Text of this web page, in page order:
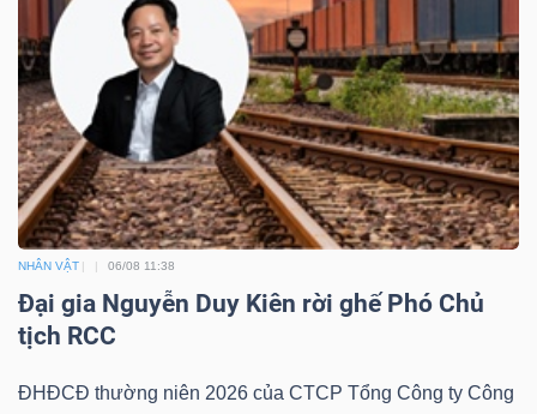
NHÂN VẬT 06/08 11:38
Đại gia Nguyễn Duy Kiên rời ghế Phó Chủ
tịch RCC
ĐHĐCĐ thường niên 2026 của CTCP Tổng Công ty Công
Tất cả Cổ phiếu Chỉ số Chứng chỉ quỹ Chứng
Lãnh
đạo
(-)
Tất cả Người nội bộ
Tin
(-)